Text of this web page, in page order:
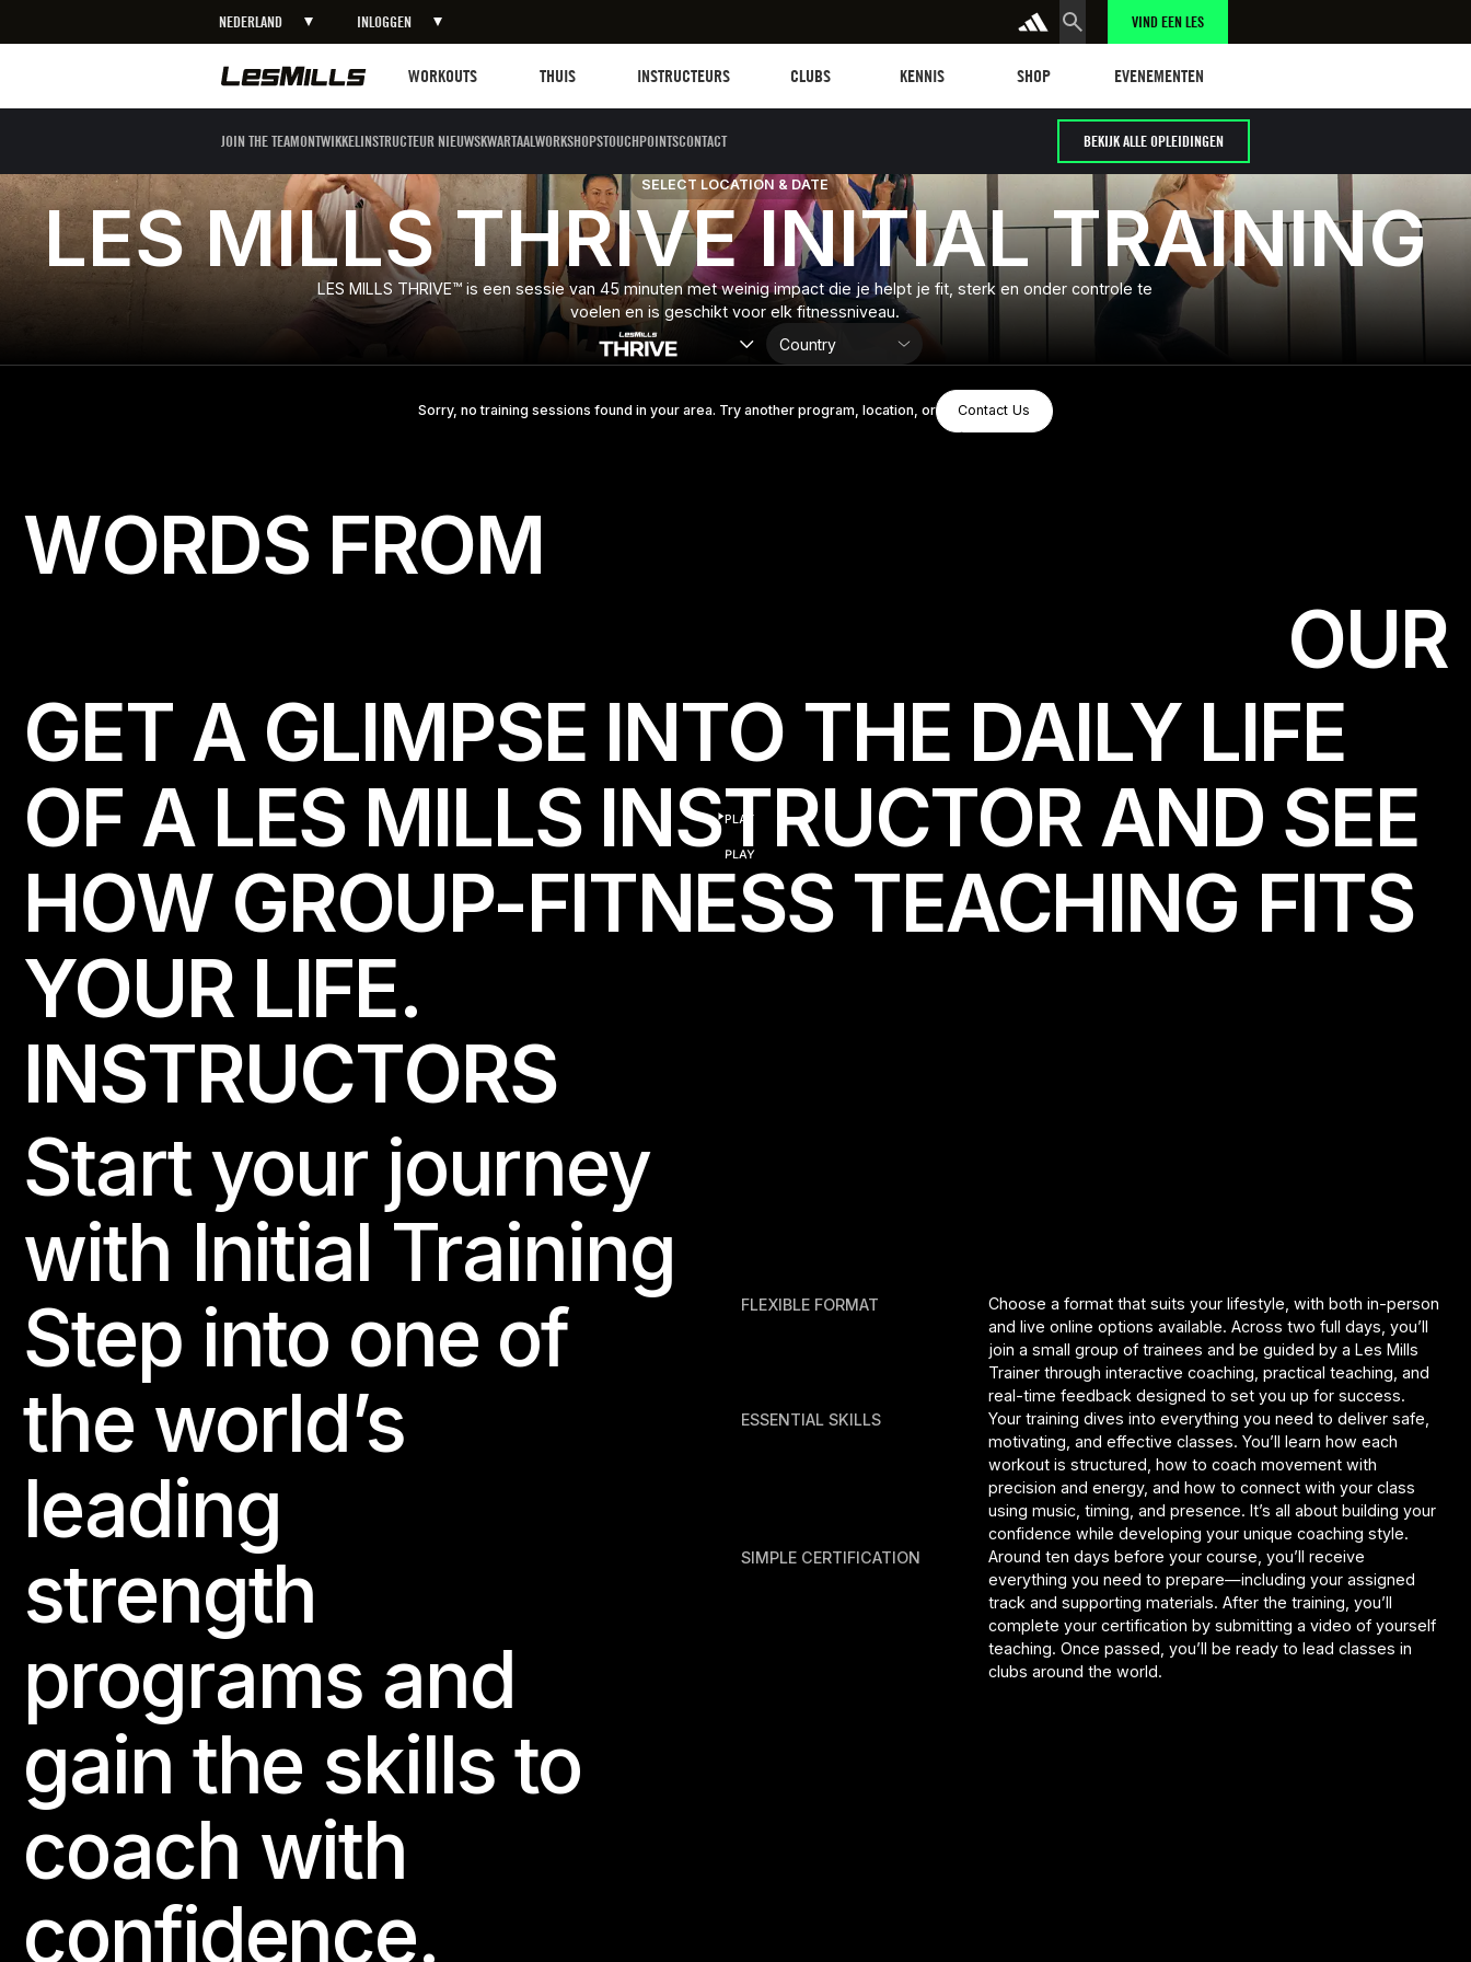
NEDERLAND INLOGGEN VIND EEN LES
WORKOUTS
THUIS
INSTRUCTEURS
CLUBS
KENNIS
SHOP
EVENEMENTEN
JOIN THE TEAMONTWIKKELINSTRUCTEUR NIEUWSKWARTAALWORKSHOPSTOUCHPOINTSCONTACT BEKIJK ALLE OPLEIDINGEN
SELECT LOCATION & DATE
LES MILLS THRIVE INITIAL TRAINING
LES MILLS THRIVE™ is een sessie van 45 minuten met weinig impact die je helpt je fit, sterk en onder controle te
voelen en is geschikt voor elk fitnessniveau.
Sorry, no training sessions found in your area. Try another program, location, or
Contact Us
Contact Us
PLAY
PLAY
play
WORDS FROM
OUR
GET A GLIMPSE INTO THE DAILY LIFE
OF A LES MILLS INSTRUCTOR AND SEE
HOW GROUP-FITNESS TEACHING FITS
YOUR LIFE.
INSTRUCTORS
Start your journey
with Initial Training
Step into one of
the world’s
leading
strength
programs and
gain the skills to
coach with
confidence.
FLEXIBLE FORMAT
Choose a format that suits your lifestyle, with both in-person
and live online options available. Across two full days, you’ll
join a small group of trainees and be guided by a Les Mills
Trainer through interactive coaching, practical teaching, and
real-time feedback designed to set you up for success.
ESSENTIAL SKILLS
Your training dives into everything you need to deliver safe,
motivating, and effective classes. You’ll learn how each
workout is structured, how to coach movement with
precision and energy, and how to connect with your class
using music, timing, and presence. It’s all about building your
confidence while developing your unique coaching style.
SIMPLE CERTIFICATION
Around ten days before your course, you’ll receive
everything you need to prepare—including your assigned
track and supporting materials. After the training, you’ll
complete your certification by submitting a video of yourself
teaching. Once passed, you’ll be ready to lead classes in
clubs around the world.